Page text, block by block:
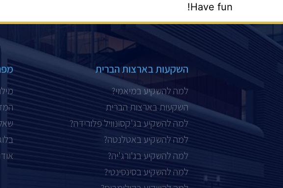
Have fun!
השקעות בארצות הברית
למה להשקיע במיאמי?
השקעות בארצות הברית
למה להשקיע בג'קסונוויל פלורידה?
למה להשקיע באטלנטה?
למה להשקיע בג'ורג'יה?
למה להשקיע בסינסינטי?